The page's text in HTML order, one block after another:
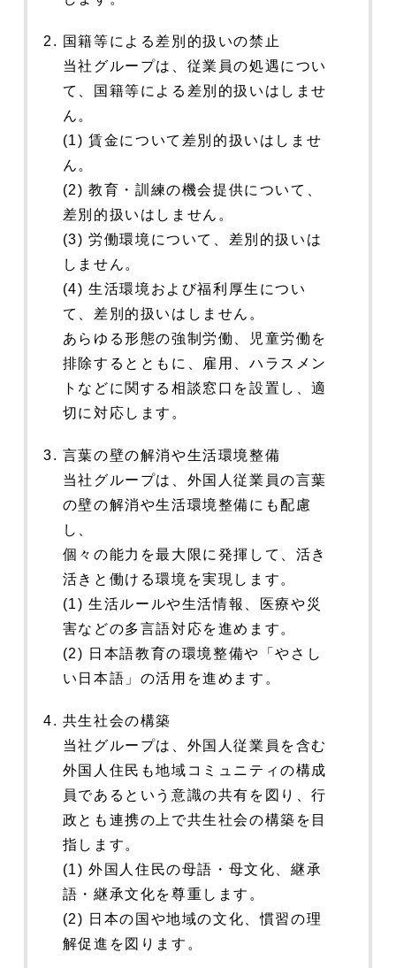
国籍等による差別的扱いの禁止
当社グループは、従業員の処遇につい
て、国籍等による差別的扱いはしませ
ん。
(1) 賃金について差別的扱いはしませ
ん。
(2) 教育・訓練の機会提供について、
差別的扱いはしません。
(3) 労働環境について、差別的扱いは
しません。
(4) 生活環境および福利厚生につい
て、差別的扱いはしません。
あらゆる形態の強制労働、児童労働を
排除するとともに、雇用、ハラスメン
トなどに関する相談窓口を設置し、適
切に対応します。
言葉の壁の解消や生活環境整備
当社グループは、外国人従業員の言葉
の壁の解消や生活環境整備にも配慮
し、
個々の能力を最大限に発揮して、活き
活きと働ける環境を実現します。
(1) 生活ルールや生活情報、医療や災
害などの多言語対応を進めます。
(2) 日本語教育の環境整備や「やさし
い日本語」の活用を進めます。
共生社会の構築
当社グループは、外国人従業員を含む
外国人住民も地域コミュニティの構成
員であるという意識の共有を図り、行
政とも連携の上で共生社会の構築を目
指します。
(1) 外国人住民の母語・母文化、継承
語・継承文化を尊重します。
(2) 日本の国や地域の文化、慣習の理
解促進を図ります。